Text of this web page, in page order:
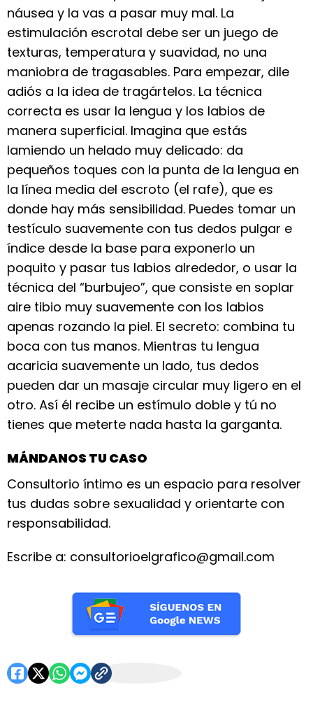
náusea y la vas a pasar muy mal. La
estimulación escrotal debe ser un juego de
texturas, temperatura y suavidad, no una
maniobra de tragasables. Para empezar, dile
adiós a la idea de tragártelos. La técnica
correcta es usar la lengua y los labios de
manera superficial. Imagina que estás
lamiendo un helado muy delicado: da
pequeños toques con la punta de la lengua en
la línea media del escroto (el rafe), que es
donde hay más sensibilidad. Puedes tomar un
testículo suavemente con tus dedos pulgar e
índice desde la base para exponerlo un
poquito y pasar tus labios alrededor, o usar la
técnica del “burbujeo”, que consiste en soplar
aire tibio muy suavemente con los labios
apenas rozando la piel. El secreto: combina tu
boca con tus manos. Mientras tu lengua
acaricia suavemente un lado, tus dedos
pueden dar un masaje circular muy ligero en el
otro. Así él recibe un estímulo doble y tú no
tienes que meterte nada hasta la garganta.
MÁNDANOS TU CASO
Consultorio íntimo es un espacio para resolver
tus dudas sobre sexualidad y orientarte con
responsabilidad.
Escribe a: consultorioelgrafico@gmail.com